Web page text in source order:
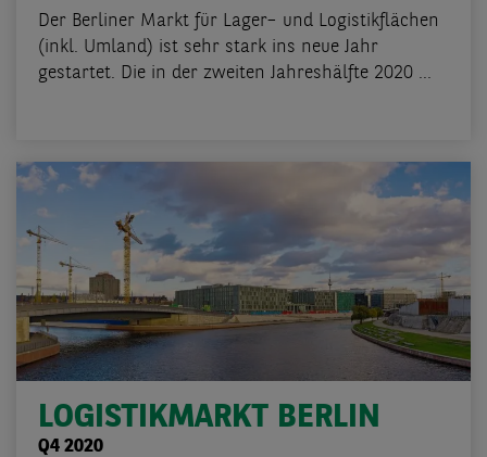
Der Berliner Markt für Lager– und Logistikflächen
(inkl. Umland) ist sehr stark ins neue Jahr
gestartet. Die in der zweiten Jahreshälfte 2020 ...
LOGISTIKMARKT BERLIN
Q4 2020